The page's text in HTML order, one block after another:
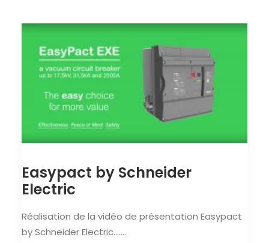
Easypact by Schneider
Electric
Réalisation de la vidéo de présentation Easypact
by Schneider Electric.……